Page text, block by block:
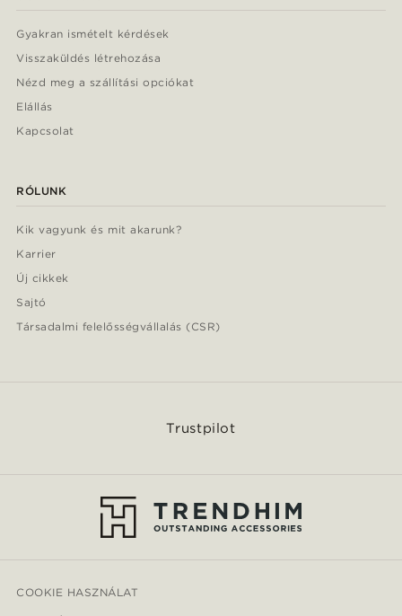
Gyakran ismételt kérdések
Visszaküldés létrehozása
Nézd meg a szállítási opciókat
Elállás
Kapcsolat
RÓLUNK
Kik vagyunk és mit akarunk?
Karrier
Új cikkek
Sajtó
Társadalmi felelősségvállalás (CSR)
Trustpilot
COOKIE HASZNÁLAT